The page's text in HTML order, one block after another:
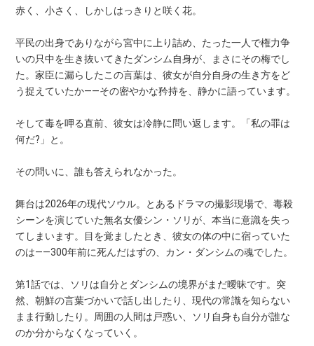
赤く、小さく、しかしはっきりと咲く花。
平民の出身でありながら宮中に上り詰め、たった一人で権力争
いの只中を生き抜いてきたダンシム自身が、まさにその梅でし
た。家臣に漏らしたこの言葉は、彼女が自分自身の生き方をど
う捉えていたか——その密やかな矜持を、静かに語っています。
そして毒を呷る直前、彼女は冷静に問い返します。「私の罪は
何だ?」と。
その問いに、誰も答えられなかった。
舞台は2026年の現代ソウル。とあるドラマの撮影現場で、毒殺
シーンを演じていた無名女優シン・ソリが、本当に意識を失っ
てしまいます。目を覚ましたとき、彼女の体の中に宿っていた
のは——300年前に死んだはずの、カン・ダンシムの魂でした。
第1話では、ソリは自分とダンシムの境界がまだ曖昧です。突
然、朝鮮の言葉づかいで話し出したり、現代の常識を知らない
まま行動したり。周囲の人間は戸惑い、ソリ自身も自分が誰な
のか分からなくなっていく。